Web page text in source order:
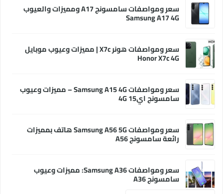
سعر ومواصفات سامسونج A17 ومميزات والعيوب
Samsung A17 4G
سعر ومواصفات هونر X7c | مميزات وعيوب موبايل
Honor X7c 4G
سعر ومواصفات Samsung A15 4G – مميزات وعيوب
سامسونج اي15 4G
سعر ومواصفات Samsung A56 5G هاتف بمميزات
رائعة سامسونج A56
سعر ومواصفات Samsung A36: مميزات وعيوب
سامسونج A36